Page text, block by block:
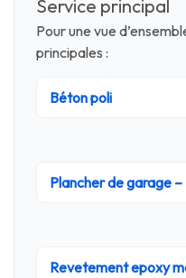
Service principal
Pour une vue
principales :
Béton poli
Plancher de garage
Revetement epoxy